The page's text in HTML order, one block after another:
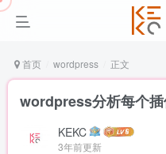
首页 wordpress 正文
wordpress分析每个
KEKC
3年前更新